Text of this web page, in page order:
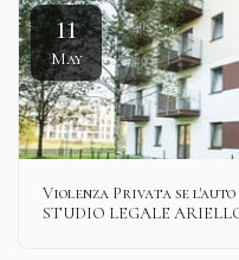
11
May
Violenza Privata se
STUDIO LEGALE